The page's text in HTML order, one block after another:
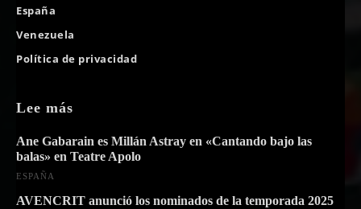
España
Venezuela
Política de privacidad
Lee más
Ane Gabarain es Millán Astray en «Cantando bajo las
balas» en Teatre Apolo
ESPAÑA
AVENCRIT anunció los nominados de la temporada 2025